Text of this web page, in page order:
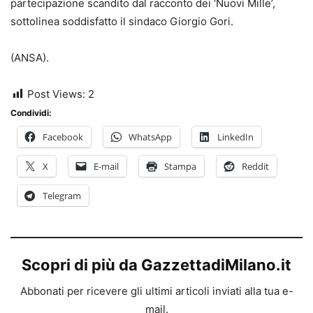
partecipazione scandito dal racconto dei ‘Nuovi Mille’,
sottolinea soddisfatto il sindaco Giorgio Gori.
(ANSA).
Post Views: 2
Condividi:
Facebook WhatsApp LinkedIn
X E-mail Stampa Reddit
Telegram
Scopri di più da GazzettadiMilano.it
Abbonati per ricevere gli ultimi articoli inviati alla tua e-
mail.